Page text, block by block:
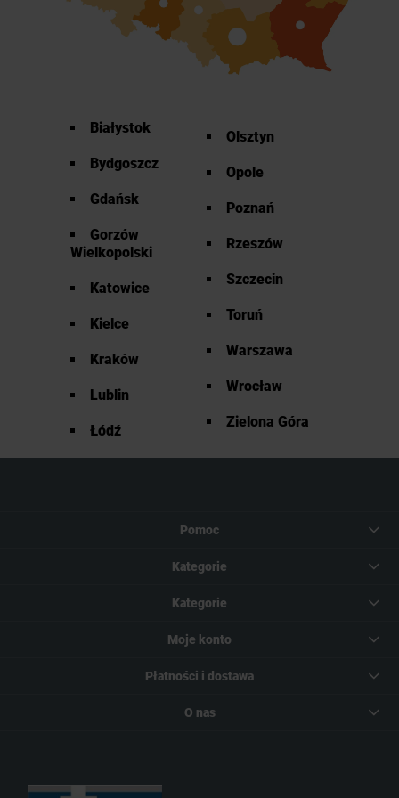
Białystok
Bydgoszcz
Gdańsk
Gorzów
Wielkopolski
Katowice
Kielce
Kraków
Lublin
Łódź
Olsztyn
Opole
Poznań
Rzeszów
Szczecin
Toruń
Warszawa
Wrocław
Zielona Góra
Pomoc
Kategorie
Kategorie
Moje konto
Płatności i dostawa
O nas